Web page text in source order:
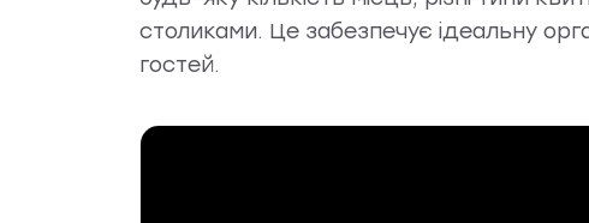
столиками. Це забезпечує ідеальну
гостей.